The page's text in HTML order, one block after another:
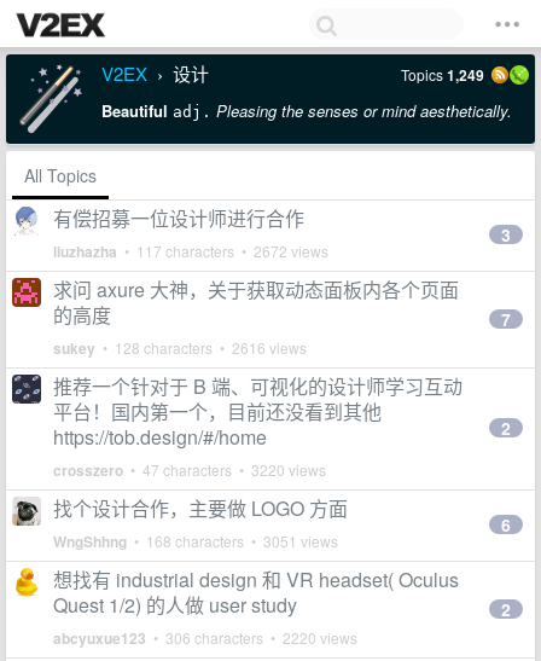
V2EX › 设计 Topics1,249
Beautiful adj. Pleasing the senses or mind aesthetically.
All Topics
有偿招募一位设计师进行合作
liuzhazha • 117 characters • 2672 views
3
求问 axure 大神，关于获取动态面板内各个页面
的高度
sukey • 128 characters • 2616 views
7
推荐一个针对于 B 端、可视化的设计师学习互动
平台！国内第一个，目前还没看到其他
https://tob.design/#/home
crosszero • 47 characters • 3220 views
2
找个设计合作，主要做 LOGO 方面
WngShhng • 168 characters • 3051 views
6
想找有 industrial design 和 VR headset( Oculus
Quest 1/2) 的人做 user study
abcyuxue123 • 306 characters • 2220 views
2